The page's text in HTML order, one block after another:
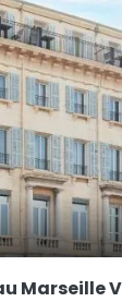
Marseille